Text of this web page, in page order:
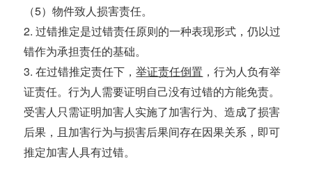
（5）物件致人损害责任。
2. 过错推定是过错责任原则的一种表现形式，仍以过
错作为承担责任的基础。
3. 在过错推定责任下，举证责任倒置 ，行为人负有举
证责任。行为人需要证明自己没有过错的方能免责。
受害人只需证明加害人实施了加害行为、造成了损害
后果，且加害行为与损害后果间存在因果关系，即可
推定加害人具有过错。